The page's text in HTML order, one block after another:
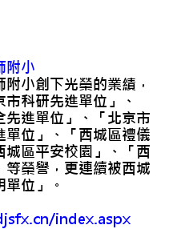
附小
小創下光榮的業績，
科研先進單位」、
先進單位」、「北京市
單位」、「西城區禮儀
城區平安校園」、「西
等榮譽，更連續被西城
位」。
index.aspx